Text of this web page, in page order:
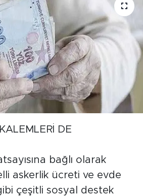
DE
bağlı olarak
askerlik ücreti ve evde
gibi çeşitli sosyal destek